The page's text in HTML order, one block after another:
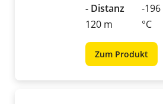
- Distanz
120 m
-196
°C
Zum Produkt